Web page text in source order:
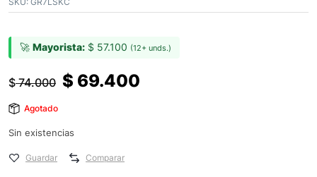
🚀 Mayorista: $ 57.100 (12+ unds.)
$74.000 $ 69.400
Agotado
Sin existencias
Guardar Comparar